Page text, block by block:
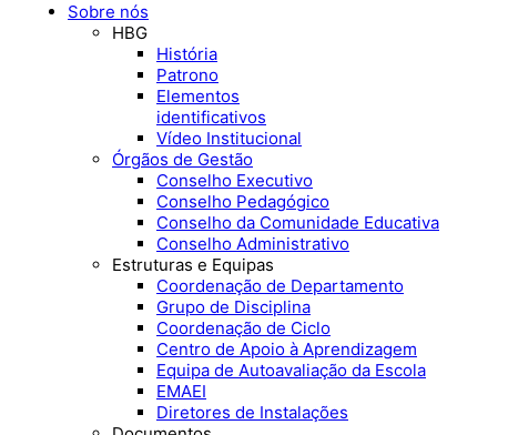
Sobre nós
HBG
História
Patrono
Elementos
identificativos
Vídeo Institucional
Órgãos de Gestão
Conselho Executivo
Conselho Pedagógico
Conselho da Comunidade Educativa
Conselho Administrativo
Estruturas e Equipas
Coordenação de Departamento
Grupo de Disciplina
Coordenação de Ciclo
Centro de Apoio à Aprendizagem
Equipa de Autoavaliação da Escola
EMAEI
Diretores de Instalações